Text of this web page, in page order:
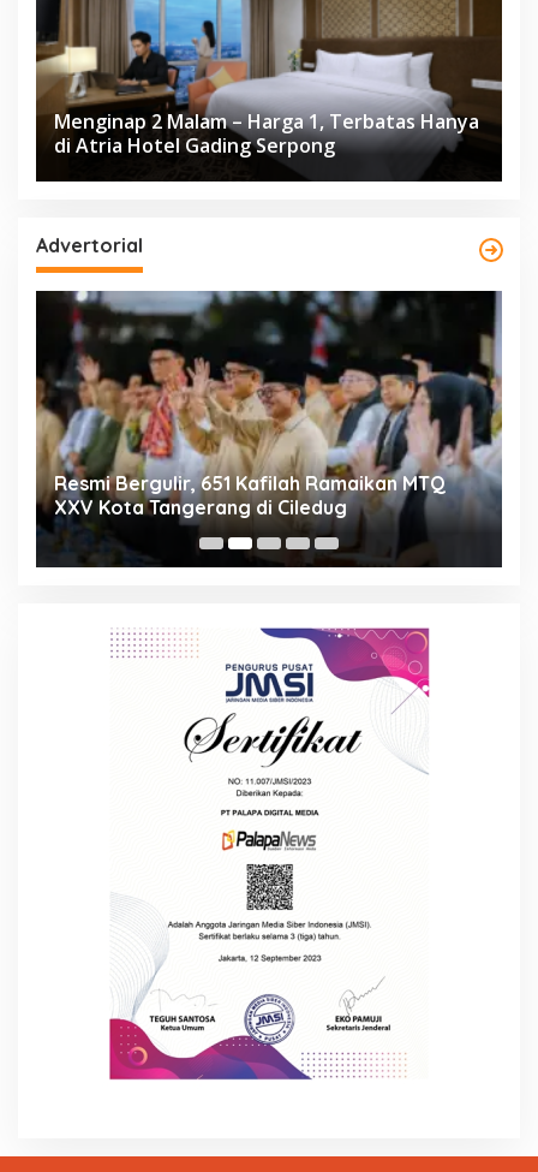
Menginap 2 Malam – Harga 1, Terbatas Hanya
di Atria Hotel Gading Serpong
Advertorial
Resmi Bergulir, 651 Kafilah Ramaikan MTQ
XXV Kota Tangerang di Ciledug